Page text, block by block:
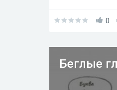
однозначном и
0
Беглые